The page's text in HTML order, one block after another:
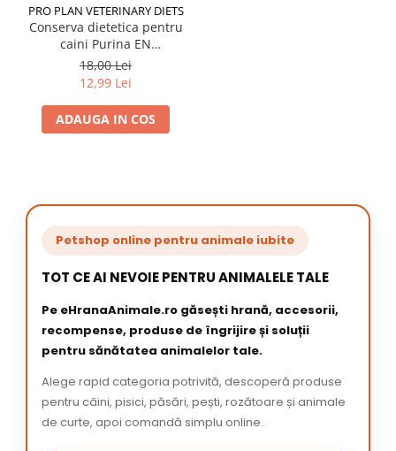
PRO PLAN VETERINARY DIETS
Conserva dietetica pentru
caini Purina EN
Gastroenteric 400 gr
18,00 Lei
12,99 Lei
ADAUGA IN COS
Petshop online pentru animale iubite
TOT CE AI NEVOIE PENTRU ANIMALELE TALE
Pe eHranaAnimale.ro găsești hrană, accesorii,
recompense, produse de îngrijire și soluții
pentru sănătatea animalelor tale.
Alege rapid categoria potrivită, descoperă produse
pentru câini, pisici, păsări, pești, rozătoare și animale
de curte, apoi comandă simplu online.